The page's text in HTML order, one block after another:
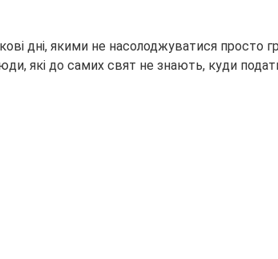
дні, якими не насолоджуватися просто
які до самих свят не знають, куди